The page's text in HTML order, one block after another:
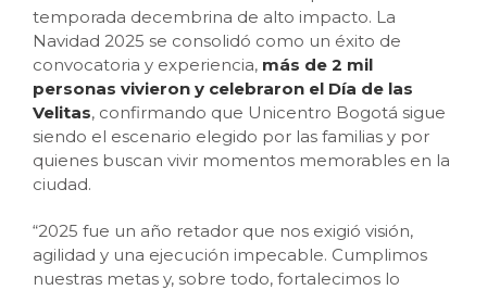
temporada decembrina de alto impacto. La
Navidad 2025 se consolidó como un éxito de
convocatoria y experiencia, más de 2 mil
personas vivieron y celebraron el Día de las
Velitas, confirmando que Unicentro Bogotá sigue
siendo el escenario elegido por las familias y por
quienes buscan vivir momentos memorables en la
ciudad.
“2025 fue un año retador que nos exigió visión,
agilidad y una ejecución impecable. Cumplimos
nuestras metas y, sobre todo, fortalecimos lo